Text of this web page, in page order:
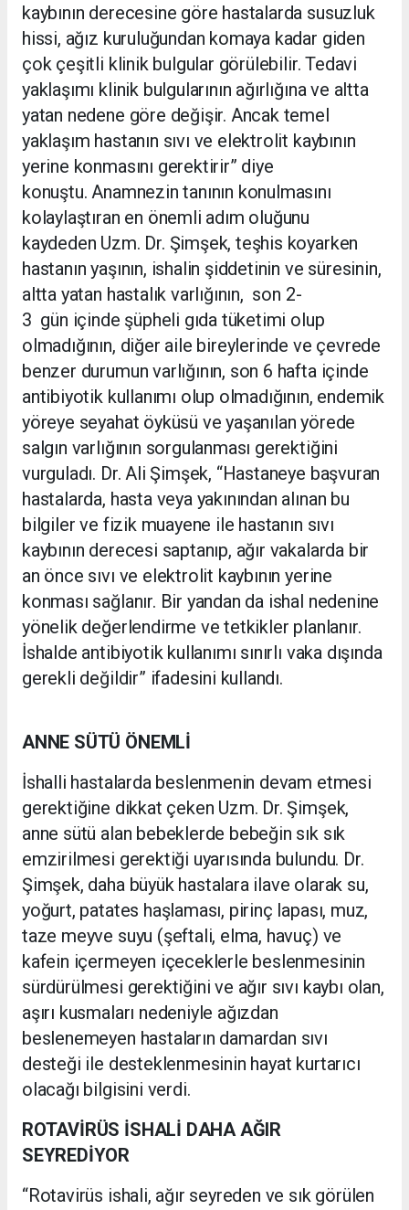
kaybının derecesine göre hastalarda susuzluk
hissi, ağız kuruluğundan komaya kadar giden
çok çeşitli klinik bulgular görülebilir. Tedavi
yaklaşımı klinik bulgularının ağırlığına ve altta
yatan nedene göre değişir. Ancak temel
yaklaşım hastanın sıvı ve elektrolit kaybının
yerine konmasını gerektirir” diye
konuştu. Anamnezin tanının konulmasını
kolaylaştıran en önemli adım oluğunu
kaydeden Uzm. Dr. Şimşek, teşhis koyarken
hastanın yaşının, ishalin şiddetinin ve süresinin,
altta yatan hastalık varlığının, son 2-
3 gün içinde şüpheli gıda tüketimi olup
olmadığının, diğer aile bireylerinde ve çevrede
benzer durumun varlığının, son 6 hafta içinde
antibiyotik kullanımı olup olmadığının, endemik
yöreye seyahat öyküsü ve yaşanılan yörede
salgın varlığının sorgulanması gerektiğini
vurguladı. Dr. Ali Şimşek, “Hastaneye başvuran
hastalarda, hasta veya yakınından alınan bu
bilgiler ve fizik muayene ile hastanın sıvı
kaybının derecesi saptanıp, ağır vakalarda bir
an önce sıvı ve elektrolit kaybının yerine
konması sağlanır. Bir yandan da ishal nedenine
yönelik değerlendirme ve tetkikler planlanır.
İshalde antibiyotik kullanımı sınırlı vaka dışında
gerekli değildir” ifadesini kullandı.
ANNE SÜTÜ ÖNEMLİ
İshalli hastalarda beslenmenin devam etmesi
gerektiğine dikkat çeken Uzm. Dr. Şimşek,
anne sütü alan bebeklerde bebeğin sık sık
emzirilmesi gerektiği uyarısında bulundu. Dr.
Şimşek, daha büyük hastalara ilave olarak su,
yoğurt, patates haşlaması, pirinç lapası, muz,
taze meyve suyu (şeftali, elma, havuç) ve
kafein içermeyen içeceklerle beslenmesinin
sürdürülmesi gerektiğini ve ağır sıvı kaybı olan,
aşırı kusmaları nedeniyle ağızdan
beslenemeyen hastaların damardan sıvı
desteği ile desteklenmesinin hayat kurtarıcı
olacağı bilgisini verdi.
ROTAVİRÜS İSHALİ DAHA AĞIR
SEYREDİYOR
“Rotavirüs ishali, ağır seyreden ve sık görülen